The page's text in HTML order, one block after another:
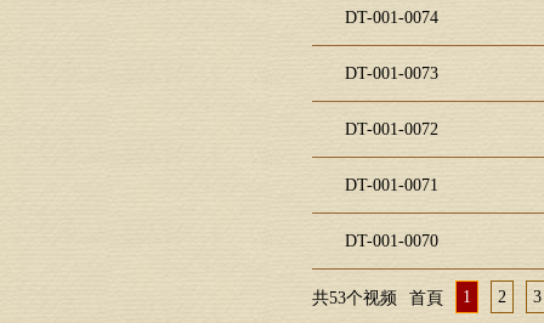
DT-001-0074
DT-001-0073
DT-001-0072
DT-001-0071
DT-001-0070
共53个视频 首頁 1 2 3